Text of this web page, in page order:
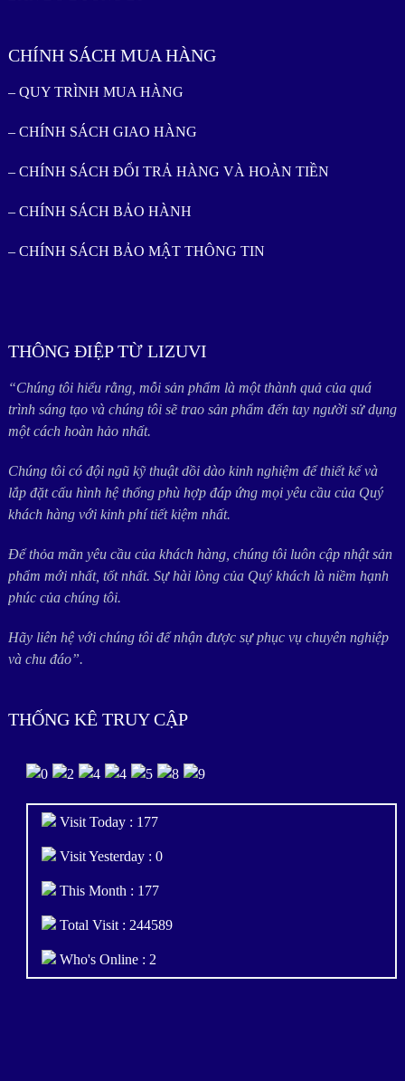
CHÍNH SÁCH MUA HÀNG
– QUY TRÌNH MUA HÀNG
– CHÍNH SÁCH GIAO HÀNG
– CHÍNH SÁCH ĐỔI TRẢ HÀNG VÀ HOÀN TIỀN
– CHÍNH SÁCH BẢO HÀNH
– CHÍNH SÁCH BẢO MẬT THÔNG TIN
THÔNG ĐIỆP TỪ LIZUVI
“Chúng tôi hiểu rằng, mỗi sản phẩm là một thành quả của quá
trình sáng tạo và chúng tôi sẽ trao sản phẩm đến tay người sử dụng
một cách hoàn hảo nhất.
Chúng tôi có đội ngũ kỹ thuật dồi dào kinh nghiệm để thiết kế và
lắp đặt cấu hình hệ thống phù hợp đáp ứng mọi yêu cầu của Quý
khách hàng với kinh phí tiết kiệm nhất.
Để thỏa mãn yêu cầu của khách hàng, chúng tôi luôn cập nhật sản
phẩm mới nhất, tốt nhất. Sự hài lòng của Quý khách là niềm hạnh
phúc của chúng tôi.
Hãy liên hệ với chúng tôi để nhận được sự phục vụ chuyên nghiệp
và chu đáo”.
THỐNG KÊ TRUY CẬP
Visit Today : 177
Visit Yesterday : 0
This Month : 177
Total Visit : 244589
Who's Online : 2